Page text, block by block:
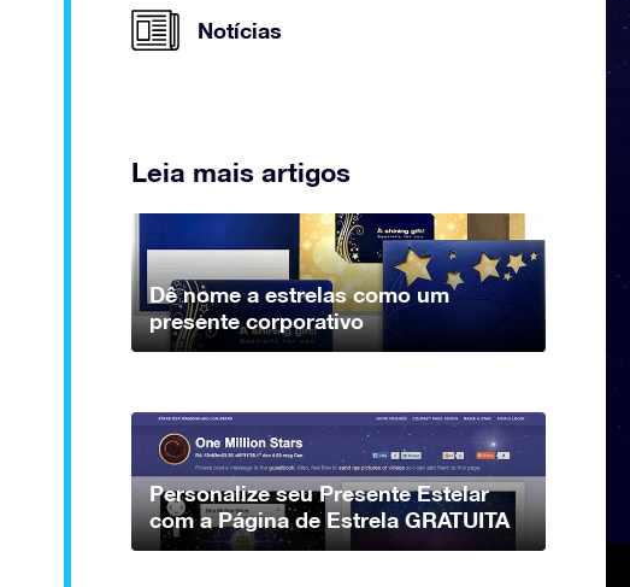
Notícias
Leia mais artigos
Dê nome a estrelas como um
presente corporativo
Personalize seu Presente Estelar
com a Página de Estrela GRATUITA